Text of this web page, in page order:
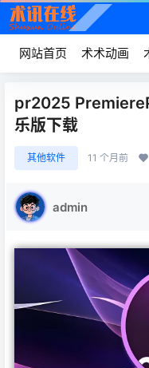
网站首页 术术动画
pr2025
乐版下载
其他软件 11 个月前
admin